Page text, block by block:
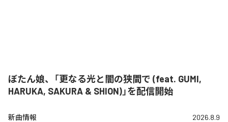
ぼたん娘、「更なる光と闇の狭間で (feat. GUMI,
HARUKA, SAKURA & SHION)」を配信開始
新曲情報 2026.8.9